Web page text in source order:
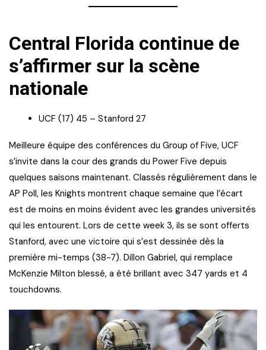
Central Florida continue de
s’affirmer sur la scène
nationale
UCF (17) 45 – Stanford 27
Meilleure équipe des conférences du Group of Five, UCF
s’invite dans la cour des grands du Power Five depuis
quelques saisons maintenant. Classés régulièrement dans le
AP Poll, les Knights montrent chaque semaine que l’écart
est de moins en moins évident avec les grandes universités
qui les entourent. Lors de cette week 3, ils se sont offerts
Stanford, avec une victoire qui s’est dessinée dès la
première mi-temps (38-7). Dillon Gabriel, qui remplace
McKenzie Milton blessé, a été brillant avec 347 yards et 4
touchdowns.